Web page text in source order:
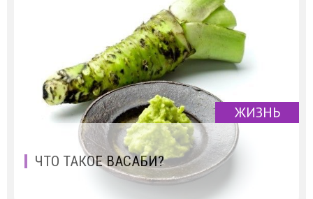
ЖИЗНЬ
ЧТО ТАКОЕ ВАСАБИ?